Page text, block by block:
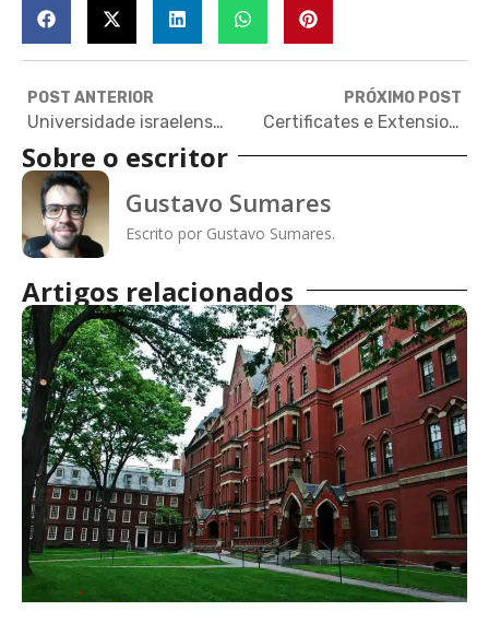
POST ANTERIOR
Universidade israelense que tem bolsa para brasileiros realiza evento gratuito
PRÓXIMO POST
Certificates e Extensions: cursos ideais para quem tem pouco tempo
Sobre o escritor
Gustavo Sumares
Escrito por Gustavo Sumares.
Artigos relacionados